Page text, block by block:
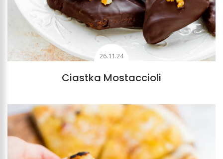
26.11.24
Ciastka Mostaccioli